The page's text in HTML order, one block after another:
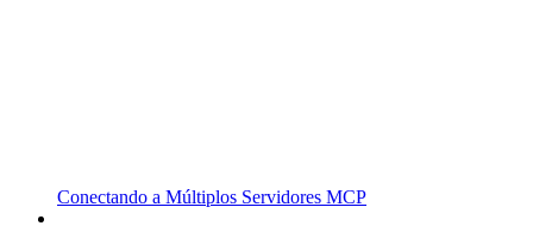
Conectando a Múltiplos Servidores MCP